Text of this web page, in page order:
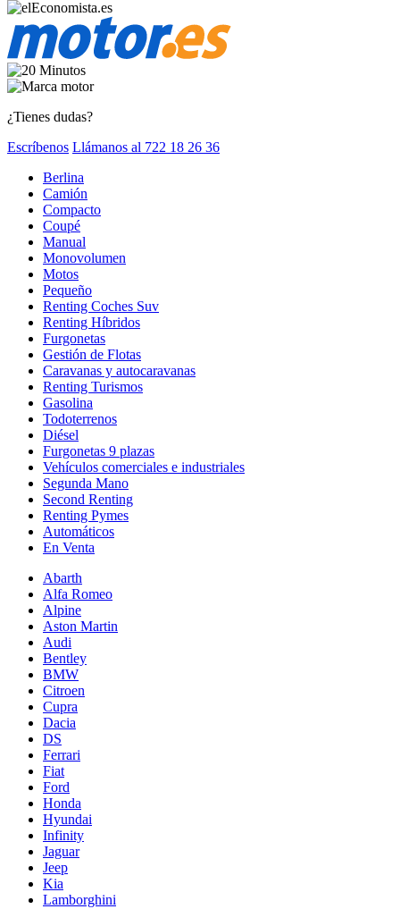
¿Tienes dudas?
Escríbenos Llámanos al 722 18 26 36
Berlina
Camión
Compacto
Coupé
Manual
Monovolumen
Motos
Pequeño
Renting Coches Suv
Renting Híbridos
Furgonetas
Gestión de Flotas
Caravanas y autocaravanas
Renting Turismos
Gasolina
Todoterrenos
Diésel
Furgonetas 9 plazas
Vehículos comerciales e industriales
Segunda Mano
Second Renting
Renting Pymes
Automáticos
En Venta
Abarth
Alfa Romeo
Alpine
Aston Martin
Audi
Bentley
BMW
Citroen
Cupra
Dacia
DS
Ferrari
Fiat
Ford
Honda
Hyundai
Infinity
Jaguar
Jeep
Kia
Lamborghini